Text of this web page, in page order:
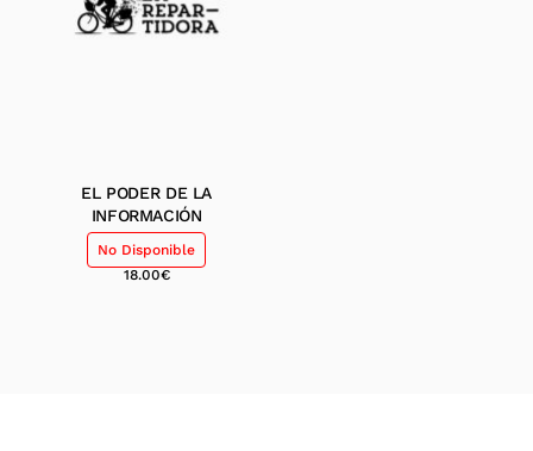
EL PODER DE LA
INFORMACIÓN
No Disponible
18.00€